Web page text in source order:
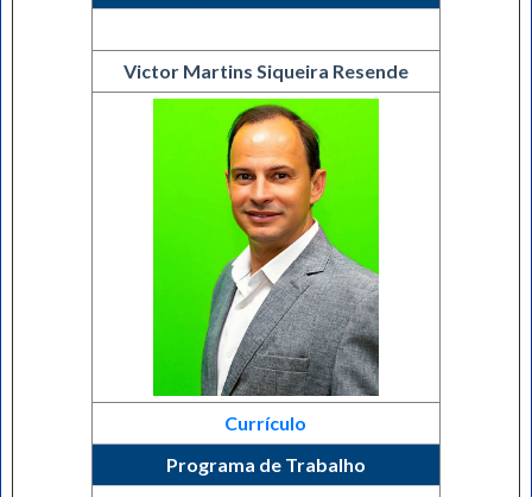
Victor Martins Siqueira Resende
Currículo
Programa de Trabalho